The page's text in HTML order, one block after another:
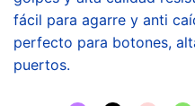
fácil para agarre y anti
perfecto para botones,
puertos.